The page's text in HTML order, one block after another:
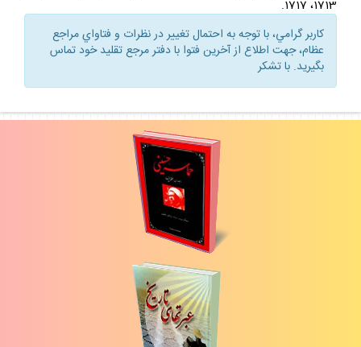
1713، 1717.
كاربر گرامي، با توجه به احتمال تغيير در نظرات و فتاواي مراجع
عظام، جهت اطلاع از آخرين فتوا با دفتر مرجع تقليد خود تماس
بگيريد. با تشكر